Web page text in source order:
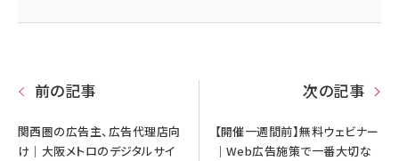
前の記事
関西圏の広告主、広告代理店向
け｜大阪メトロのデジタルサイ
次の記事
【開催一週間前】無料ウェビナー
｜Web広告施策で一番大切な